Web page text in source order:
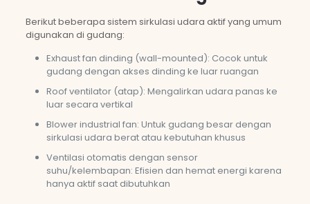
Berikut beberapa sistem sirkulasi udara aktif yang umum
digunakan di gudang:
Exhaust fan dinding (wall-mounted): Cocok untuk
gudang dengan akses dinding ke luar ruangan
Roof ventilator (atap): Mengalirkan udara panas ke
luar secara vertikal
Blower industrial fan: Untuk gudang besar dengan
sirkulasi udara berat atau kebutuhan khusus
Ventilasi otomatis dengan sensor
suhu/kelembapan: Efisien dan hemat energi karena
hanya aktif saat dibutuhkan